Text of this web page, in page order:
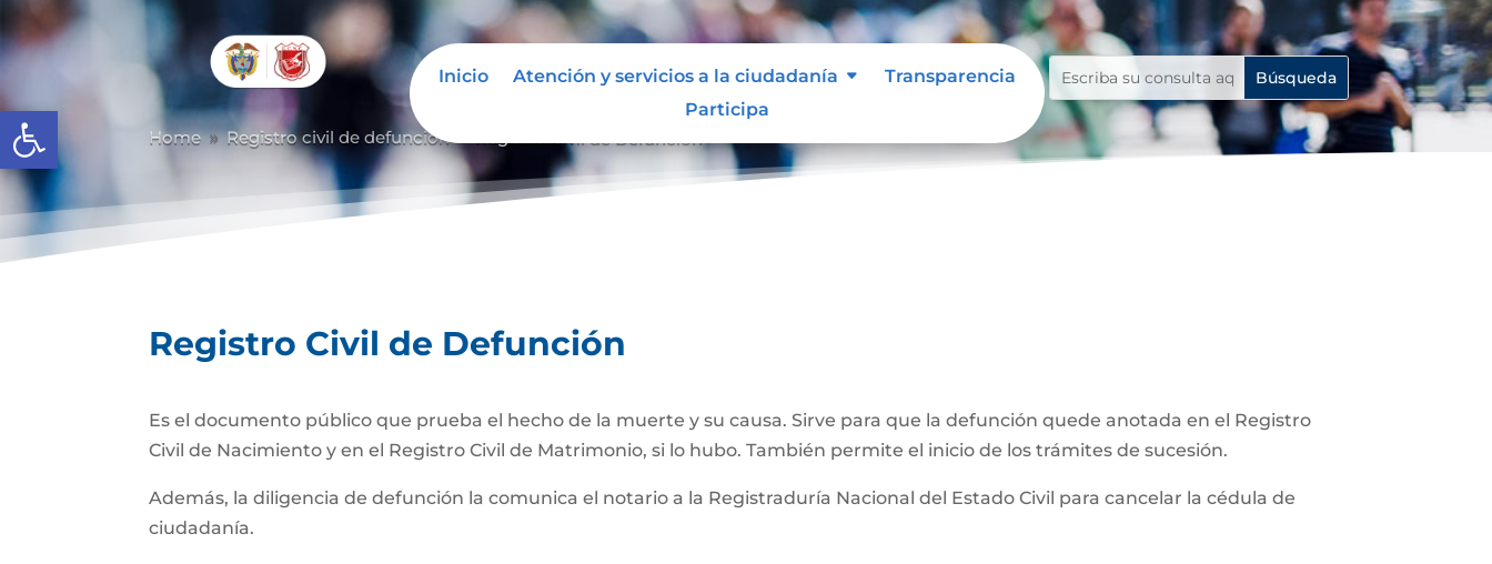
Abrir barra de herramientas
Inicio Atención y servicios a la ciudadanía
Transparencia
Participa
Home 9 Registro civil de defunción 9
Registro Civil de Defunción
Es el documento público que prueba el hecho de la muerte y su causa. Sirve para que la defunción quede anotada en el Registro
Civil de Nacimiento y en el Registro Civil de Matrimonio, si lo hubo. También permite el inicio de los trámites de sucesión.
Además, la diligencia de defunción la comunica el notario a la Registraduría Nacional del Estado Civil para cancelar la cédula de
ciudadanía.